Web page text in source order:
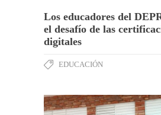
Los educadores del
el desafío de las
digitales
EDUCACIÓN